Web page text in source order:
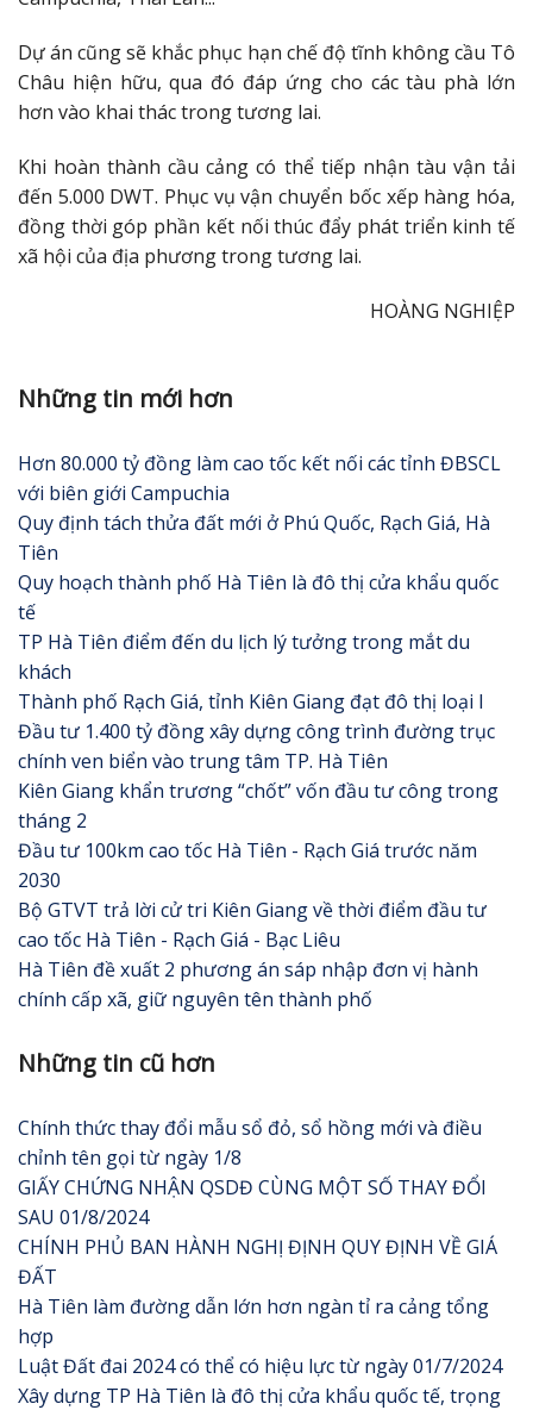
Dự án cũng sẽ khắc phục hạn chế độ tĩnh không cầu Tô
Châu hiện hữu, qua đó đáp ứng cho các tàu phà lớn
hơn vào khai thác trong tương lai.
Khi hoàn thành cầu cảng có thể tiếp nhận tàu vận tải
đến 5.000 DWT. Phục vụ vận chuyển bốc xếp hàng hóa,
đồng thời góp phần kết nối thúc đẩy phát triển kinh tế
xã hội của địa phương trong tương lai.
HOÀNG NGHIỆP
Những tin mới hơn
Hơn 80.000 tỷ đồng làm cao tốc kết nối các tỉnh ĐBSCL
với biên giới Campuchia
Quy định tách thửa đất mới ở Phú Quốc, Rạch Giá, Hà
Tiên
Quy hoạch thành phố Hà Tiên là đô thị cửa khẩu quốc
tế
TP Hà Tiên điểm đến du lịch lý tưởng trong mắt du
khách
Thành phố Rạch Giá, tỉnh Kiên Giang đạt đô thị loại I
Đầu tư 1.400 tỷ đồng xây dựng công trình đường trục
chính ven biển vào trung tâm TP. Hà Tiên
Kiên Giang khẩn trương “chốt” vốn đầu tư công trong
tháng 2
Đầu tư 100km cao tốc Hà Tiên - Rạch Giá trước năm
2030
Bộ GTVT trả lời cử tri Kiên Giang về thời điểm đầu tư
cao tốc Hà Tiên - Rạch Giá - Bạc Liêu
Hà Tiên đề xuất 2 phương án sáp nhập đơn vị hành
chính cấp xã, giữ nguyên tên thành phố
Những tin cũ hơn
Chính thức thay đổi mẫu sổ đỏ, sổ hồng mới và điều
chỉnh tên gọi từ ngày 1/8
GIẤY CHỨNG NHẬN QSDĐ CÙNG MỘT SỐ THAY ĐỔI
SAU 01/8/2024
CHÍNH PHỦ BAN HÀNH NGHỊ ĐỊNH QUY ĐỊNH VỀ GIÁ
ĐẤT
Hà Tiên làm đường dẫn lớn hơn ngàn tỉ ra cảng tổng
hợp
Luật Đất đai 2024 có thể có hiệu lực từ ngày 01/7/2024
Xây dựng TP Hà Tiên là đô thị cửa khẩu quốc tế, trọng